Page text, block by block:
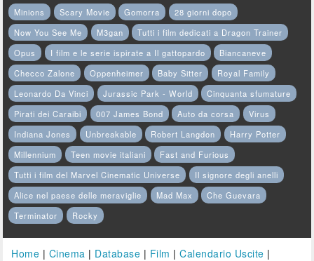
Minions Scary Movie Gomorra
28 giorni dopo
Now You See Me
M3gan
Tutti i film dedicati a Dragon Trainer
Opus
I film e le serie ispirate a Il gattopardo
Biancaneve
Checco Zalone
Oppenheimer Baby Sitter
Royal Family
Leonardo Da Vinci
Jurassic Park - World
Cinquanta sfumature
Pirati dei Caraibi
007 James Bond Auto da corsa
Virus
Indiana Jones
Unbreakable Robert Langdon
Harry Potter
Millennium
Teen movie italiani
Fast and Furious
Tutti i film del Marvel Cinematic Universe
Il signore degli anelli
Alice nel paese delle meraviglie
Mad Max
Che Guevara
Terminator
Rocky
Home | Cinema | Database | Film |Calendario Uscite |